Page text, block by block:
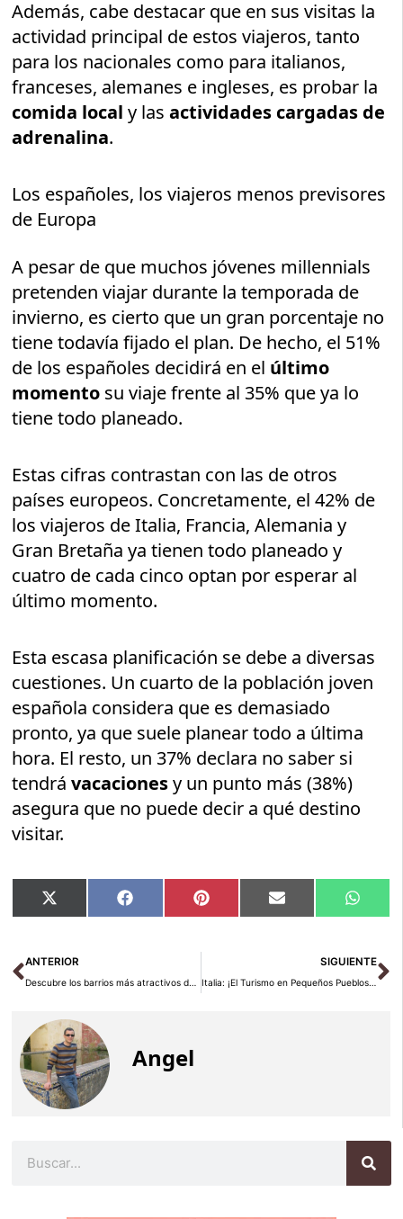
Además, cabe destacar que en sus visitas la
actividad principal de estos viajeros, tanto
para los nacionales como para italianos,
franceses, alemanes e ingleses, es probar la
comida local y lasactividades cargadas de
adrenalina.
Los españoles, los viajeros menos previsores
de Europa
A pesar de que muchos jóvenes millennials
pretenden viajar durante la temporada de
invierno, es cierto que un gran porcentaje no
tiene todavía fijado el plan. De hecho, el 51%
de los españoles decidirá en el último
momento su viaje frente al 35% que ya lo
tiene todo planeado.
Estas cifras contrastan con las de otros
países europeos. Concretamente, el 42% de
los viajeros de Italia, Francia, Alemania y
Gran Bretaña ya tienen todo planeado y
cuatro de cada cinco optan por esperar al
último momento.
Esta escasa planificación se debe a diversas
cuestiones. Un cuarto de la población joven
española considera que es demasiado
pronto, ya que suele planear todo a última
hora. El resto, un 37% declara no saber si
tendrávacacionesy un punto más (38%)
asegura que no puede decir a qué destino
visitar.
Compartir
en
X
(Twitter)
Compartir
en
Facebook Compartir
en
Pinterest Compartir
en
Email
en
Ant
ANTERIOR
Descubre los barrios más atractivos de Lisboa
SIGUIENTE
Italia: ¡El Turismo en Pequeños Pueblos Está en Auge!
Angel